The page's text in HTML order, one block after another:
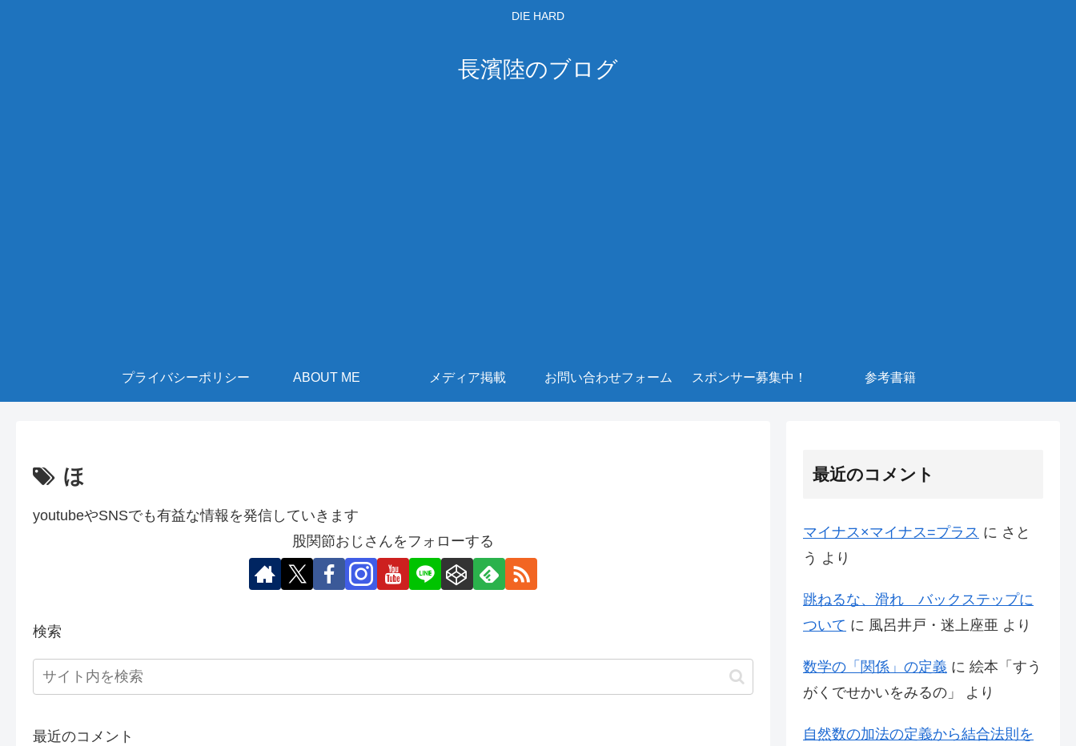
DIE HARD
長濱陸のブログ
プライバシーポリシー ABOUT ME メディア掲載 お問い合わせフォーム スポンサー募集中！ 参考書籍
ほ
youtubeやSNSでも有益な情報を発信していきます
股関節おじさんをフォローする
検索
最近のコメント
最近のコメント
マイナス×マイナス=プラス に さと
う より
跳ねるな、滑れ バックステップに
ついて に 風呂井戸・迷上座亜 より
数学の「関係」の定義 に 絵本「すう
がくでせかいをみるの」
より
自然数の加法の定義から結合法則を